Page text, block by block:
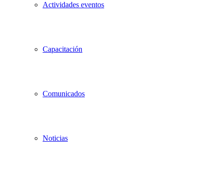
Actividades eventos
Capacitación
Comunicados
Noticias